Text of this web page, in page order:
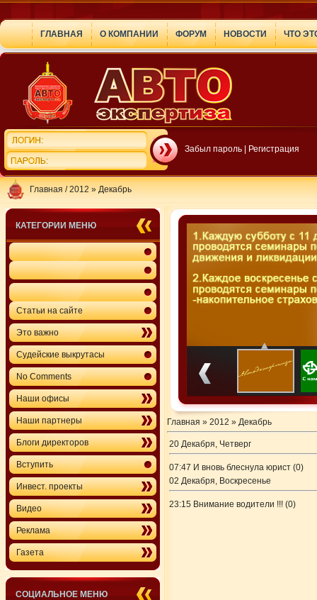
ГЛАВНАЯ О КОМПАНИИ ФОРУМ НОВОСТИ ЧТО
Забыл пароль Регистрация
Главная /2012 » Декабрь
КАТЕГОРИИ МЕНЮ
Статьи на сайте
Это важно
Судейские выкрутасы
No Comments
Наши офисы
Наши партнеры
Блоги директоров
Вступить
Инвест. проекты
Видео
Реклама
Газета
СОЦИАЛЬНОЕ МЕНЮ
Главная » 2012 » Декабрь
20 Декабря, Четверг
07:47 И вновь блеснула юрист (0)
02 Декабря, Воскресенье
23:15 Внимание водители !!! (0)